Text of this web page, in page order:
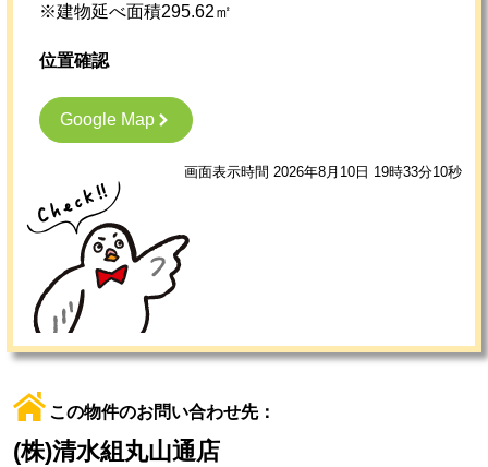
※建物延べ面積295.62㎡
位置確認
Google Map
画面表示時間 2026年8月10日 19時33分10秒
この物件のお問い合わせ先：
(株)清水組丸山通店